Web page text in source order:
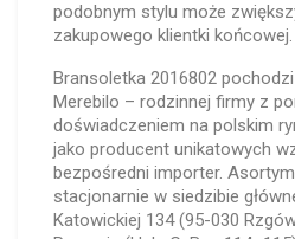
podobnym stylu może
zakupowego klientki końcowej.
Bransoletka 2016802
Merebilo – rodzinnej firmy z
doświadczeniem na polskim
jako producent unikatowych
bezpośredni importer.
stacjonarnie w siedzibie
Katowickiej 134 (95-030